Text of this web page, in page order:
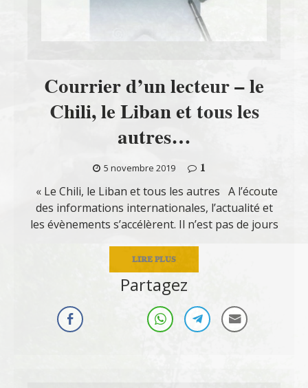
Courrier d’un lecteur – le
Chili, le Liban et tous les
autres…
5 novembre 2019
1
« Le Chili, le Liban et tous les autres A l’écoute
des informations internationales, l’actualité et
les évènements s’accélèrent. Il n’est pas de jours
LIRE PLUS
Partagez